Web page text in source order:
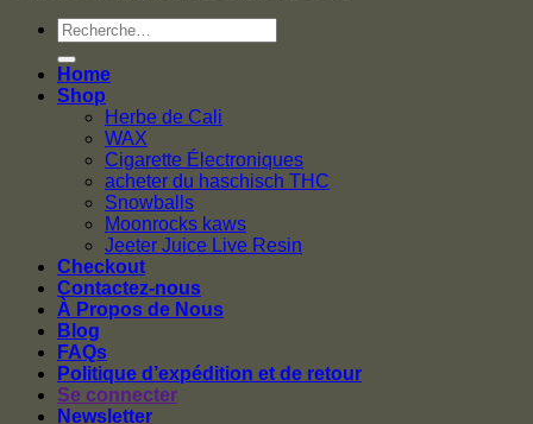
Recherche
pour :
Home
Shop
Herbe de Cali
WAX
Cigarette Électroniques
acheter du haschisch THC
Snowballs
Moonrocks kaws
Jeeter Juice Live Resin
Checkout
Contactez-nous
À Propos de Nous
Blog
FAQs
Politique d’expédition et de retour
Se connecter
Newsletter